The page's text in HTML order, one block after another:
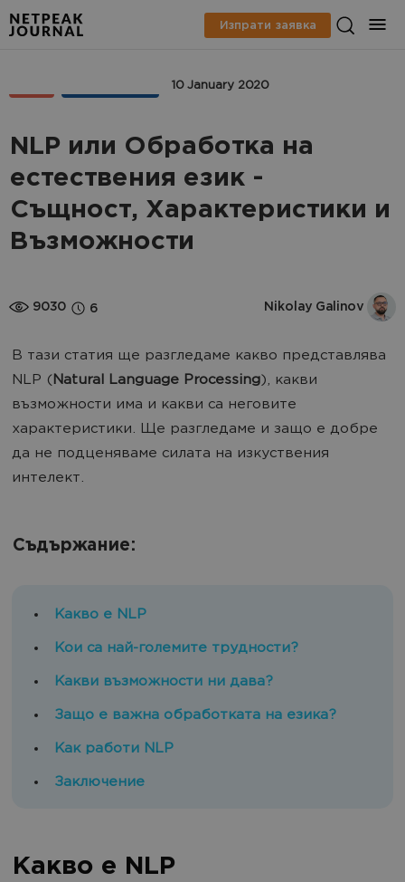
Изпрати заявка
10 January 2020
NLP или Обработка на
естествения език -
Същност, Характеристики и
Възможности
9030 6 Nikolay Galinov
В тази статия ще разгледаме какво представлява
NLP (Natural Language Processing), какви
възможности има и какви са неговите
характеристики. Ще разгледаме и защо е добре
да не подценяваме силата на изкуствения
интелект.
Съдържание:
Какво е NLP
Кои са най-големите трудности?
Какви възможности ни дава?
Защо е важна обработката на езика?
Как работи NLP
Заключение
Какво е NLP